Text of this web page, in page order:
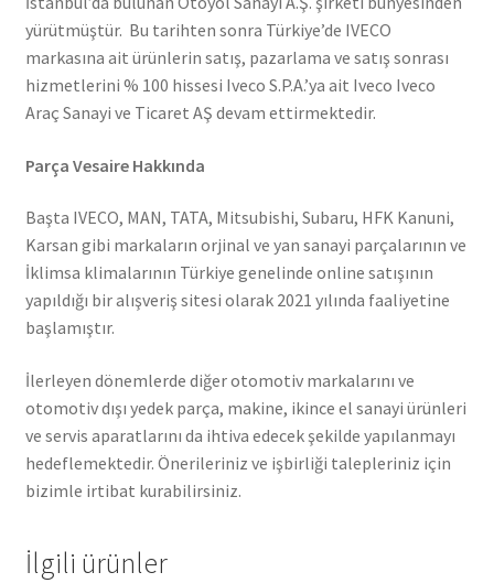
yürütmüştür. Bu tarihten sonra Türkiye’de IVECO
markasına ait ürünlerin satış, pazarlama ve satış sonrası
hizmetlerini % 100 hissesi Iveco S.P.A.’ya ait Iveco Iveco
Araç Sanayi ve Ticaret AŞ devam ettirmektedir.
Parça Vesaire Hakkında
Başta IVECO, MAN, TATA, Mitsubishi, Subaru, HFK Kanuni,
Karsan gibi markaların orjinal ve yan sanayi parçalarının ve
İklimsa klimalarının Türkiye genelinde online satışının
yapıldığı bir alışveriş sitesi olarak 2021 yılında faaliyetine
başlamıştır.
İlerleyen dönemlerde diğer otomotiv markalarını ve
otomotiv dışı yedek parça, makine, ikince el sanayi ürünleri
ve servis aparatlarını da ihtiva edecek şekilde yapılanmayı
hedeflemektedir. Önerileriniz ve işbirliği talepleriniz için
bizimle irtibat kurabilirsiniz.
İlgili ürünler